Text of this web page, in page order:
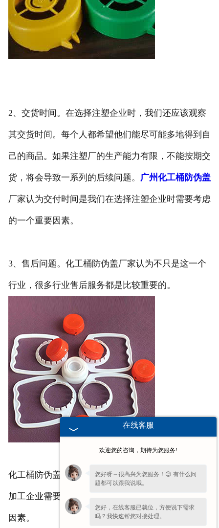
2、交货时间。在选择注塑企业时，我们还应该观察
其交货时间。每个人都希望他们能尽可能多地得到自
己的商品。如果注塑厂的生产能力有限，不能按期交
货，将会导致一系列的后续问题。 广州化工桶防伪盖
厂家认为交付时间是我们在选择注塑企业时需要考虑
的一个重要因素。
3、售后问题。化工桶防伪盖厂家认为不只是这一个
行业，很多行业售后服务都是比较重要的。
化工桶防伪盖厂家简单的总结一下，选择理想的注塑
加工企业需要考虑到设备，交货时间以及售后服务的
因素。
在线客服
欢迎您的咨询，期待为您服务!
您好呀～很高兴为您服务！😊 有什么问
题都可以跟我说哦。
您好，在线客服已就位，方便说下需求
吗？我快速帮您对接处理。